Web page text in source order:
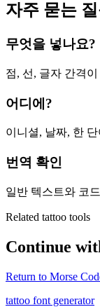
자주 묻는
무엇을 넣나요?
점, 선, 글자 간격
어디에?
이니셜, 날짜, 한
번역 확인
일반 텍스트와 코
Related tattoo tools
Continue
Return to Morse
tattoo font generator